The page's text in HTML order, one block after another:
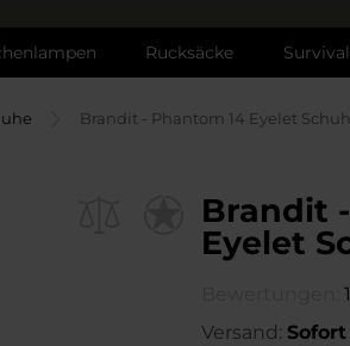
Rucksäcke
Brandit - Phantom 14 Eyelet
Brandit
Eyelet
Versand: Sofort